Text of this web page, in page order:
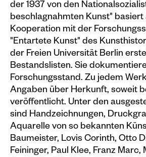
der 1937 von den
beschlagnahmten Kunst" basiert
Kooperation mit der
"Entartete Kunst" des
der Freien Universität Berlin
Bestandslisten. Sie
Forschungsstand. Zu jedem
Angaben über Herkunft, soweit
veröffentlicht. Unter den
sind Handzeichnungen,
Aquarelle von so bekannten
Baumeister, Lovis Corinth, Otto
Feininger, Paul Klee, Franz Marc,